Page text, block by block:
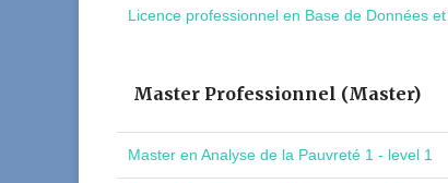
Licence professionnel en Base de Données
Master Professionnel (Master)
Master en Analyse de la Pauvreté 1 - level 1